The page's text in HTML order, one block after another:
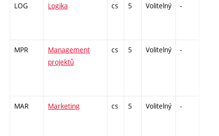
LOG Logika cs 5 Volitelný -
MPR
Management
projektů
cs 5 Volitelný -
MAR Marketing cs 5 Volitelný -